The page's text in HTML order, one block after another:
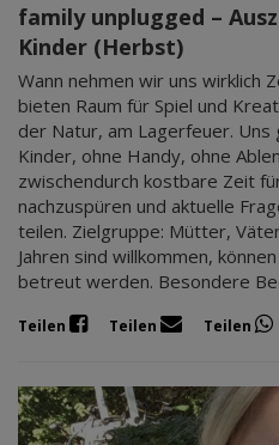
family unplugged –
Kinder (Herbst)
Wann nehmen wir uns wirklich
bieten Raum für Spiel und
der Natur, am Lagerfeuer. Uns
Kinder, ohne Handy, ohne
zwischendurch kostbare Zeit
nachzuspüren und aktuelle
teilen. Zielgruppe: Mütter,
Jahren sind willkommen,
betreut werden. Besondere
Teilen Teilen Teilen